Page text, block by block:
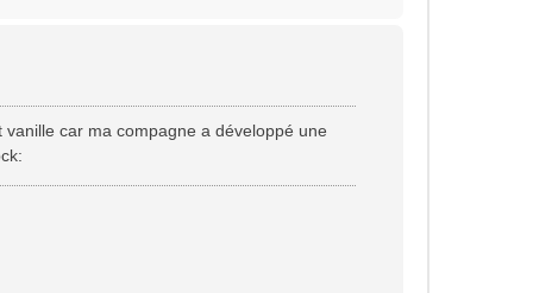
car ma compagne a développé une